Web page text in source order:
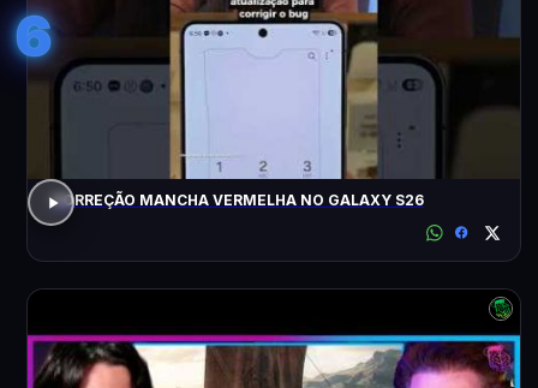
6
CORREÇÃO MANCHA VERMELHA NO GALAXY S26